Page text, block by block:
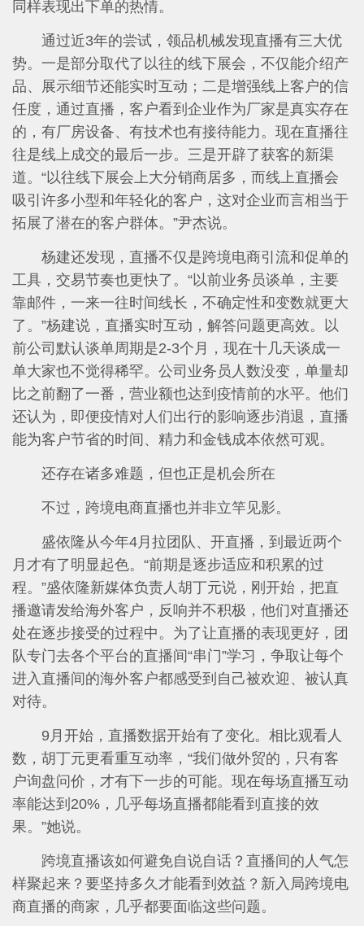
同样表现出下单的热情。
通过近3年的尝试，领品机械发现直播有三大优
势。一是部分取代了以往的线下展会，不仅能介绍产
品、展示细节还能实时互动；二是增强线上客户的信
任度，通过直播，客户看到企业作为厂家是真实存在
的，有厂房设备、有技术也有接待能力。现在直播往
往是线上成交的最后一步。三是开辟了获客的新渠
道。“以往线下展会上大分销商居多，而线上直播会
吸引许多小型和年轻化的客户，这对企业而言相当于
拓展了潜在的客户群体。”尹杰说。
杨建还发现，直播不仅是跨境电商引流和促单的
工具，交易节奏也更快了。“以前业务员谈单，主要
靠邮件，一来一往时间线长，不确定性和变数就更大
了。”杨建说，直播实时互动，解答问题更高效。以
前公司默认谈单周期是2-3个月，现在十几天谈成一
单大家也不觉得稀罕。公司业务员人数没变，单量却
比之前翻了一番，营业额也达到疫情前的水平。他们
还认为，即便疫情对人们出行的影响逐步消退，直播
能为客户节省的时间、精力和金钱成本依然可观。
还存在诸多难题，但也正是机会所在
不过，跨境电商直播也并非立竿见影。
盛依隆从今年4月拉团队、开直播，到最近两个
月才有了明显起色。“前期是逐步适应和积累的过
程。”盛依隆新媒体负责人胡丁元说，刚开始，把直
播邀请发给海外客户，反响并不积极，他们对直播还
处在逐步接受的过程中。为了让直播的表现更好，团
队专门去各个平台的直播间“串门”学习，争取让每个
进入直播间的海外客户都感受到自己被欢迎、被认真
对待。
9月开始，直播数据开始有了变化。相比观看人
数，胡丁元更看重互动率，“我们做外贸的，只有客
户询盘问价，才有下一步的可能。现在每场直播互动
率能达到20%，几乎每场直播都能看到直接的效
果。”她说。
跨境直播该如何避免自说自话？直播间的人气怎
样聚起来？要坚持多久才能看到效益？新入局跨境电
商直播的商家，几乎都要面临这些问题。